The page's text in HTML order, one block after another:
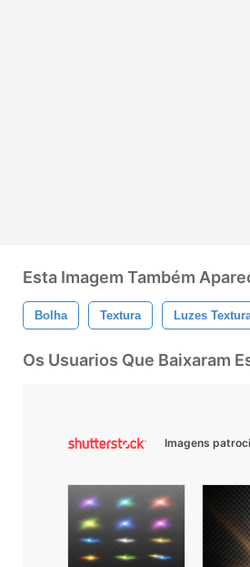
Esta Imagem Também
Bolha Textura Luzes
Os Usuarios Que Baixaram
Imagens